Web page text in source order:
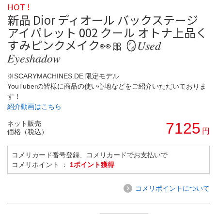
HOT !
新品 Dior ディオール バックステージ
アイパレット 002 クール オトナ上品く
すみピンクメイク👀🎀 🪞𝑈𝑠𝑒𝑑
𝐸𝑦𝑒𝑠ℎ𝑎𝑑𝑜𝑤
※SCARYMACHINES.DE 限定モデル
YouTuberの皆様に商品の使い心地などをご紹介いただいておりま
す！
紹介動画はこちら
ネット販売
価格（税込）
7125 円
コメリカード番号登録、コメリカードでお支払いで
コメリポイント ： 1ポイント獲得
コメリポイントについて